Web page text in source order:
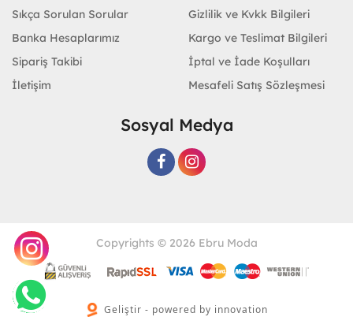
Sıkça Sorulan Sorular
Banka Hesaplarımız
Sipariş Takibi
İletişim
Gizlilik ve Kvkk Bilgileri
Kargo ve Teslimat Bilgileri
İptal ve İade Koşulları
Mesafeli Satış Sözleşmesi
Sosyal Medya
Copyrights © 2026 Ebru Moda
Geliştir - powered by innovation